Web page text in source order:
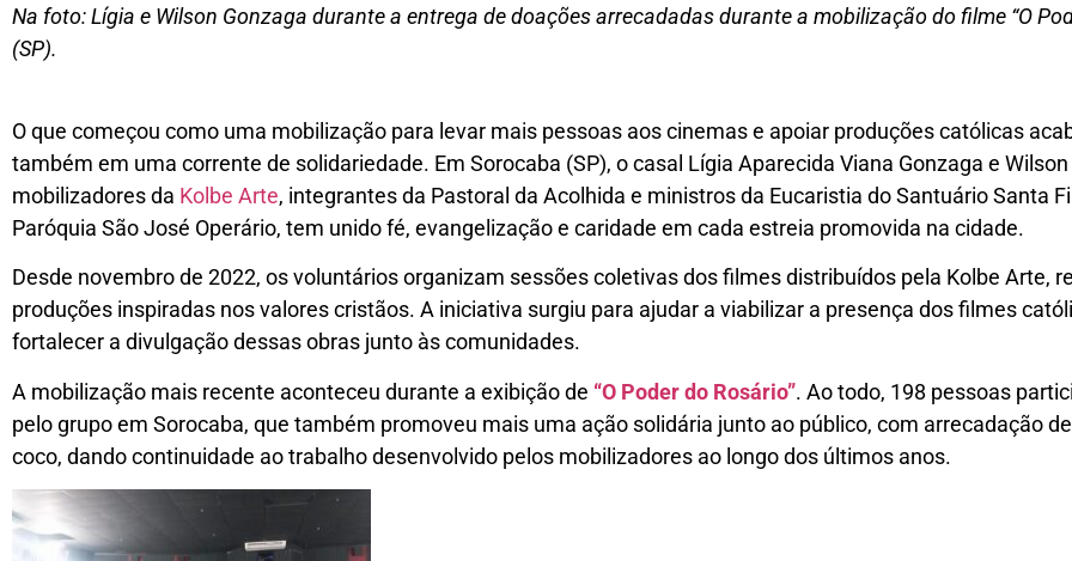
Na foto: Lígia e Wilson Gonzaga durante a entrega de doações arrecadadas durante a mobilização do filme “O
(SP).
O que começou como uma mobilização para levar mais pessoas aos cinemas e apoiar produções católicas
também em uma corrente de solidariedade. Em Sorocaba (SP), o casal Lígia Aparecida Viana Gonzaga e
mobilizadores da Kolbe Arte, integrantes da Pastoral da Acolhida e ministros da Eucaristia do Santuário Santa
Paróquia São José Operário, tem unido fé, evangelização e caridade em cada estreia promovida na cidade.
Desde novembro de 2022, os voluntários organizam sessões coletivas dos filmes distribuídos pela Kolbe Arte,
produções inspiradas nos valores cristãos. A iniciativa surgiu para ajudar a viabilizar a presença dos filmes
fortalecer a divulgação dessas obras junto às comunidades.
A mobilização mais recente aconteceu durante a exibição de “O Poder do Rosário”. Ao todo, 198 pessoas
pelo grupo em Sorocaba, que também promoveu mais uma ação solidária junto ao público, com arrecadação
coco, dando continuidade ao trabalho desenvolvido pelos mobilizadores ao longo dos últimos anos.